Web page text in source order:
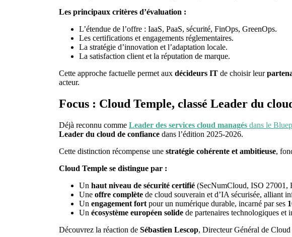
Les principaux critères d’évaluation :
L’étendue de l’offre : IaaS, PaaS, sécurité, FinOps, GreenOps.
Les certifications et engagements réglementaires.
La stratégie d’innovation et l’adaptation locale.
La satisfaction client et la réputation de marque.
Cette approche factuelle permet aux décideurs IT de choisir leur
acteur.
Focus : Cloud Temple, classé Leader du
Déjà reconnu comme Leader des services cloud managés dans le
Leader du cloud de confiance dans l’édition 2025-2026.
Cette distinction récompense une stratégie cohérente et ambitieuse,
Cloud Temple se distingue par :
Un haut niveau de sécurité certifié (SecNumCloud, ISO
Une offre complète de cloud souverain et d’IA sécurisée, alliant
Un engagement fort pour un numérique durable, incarné par ses
Un écosystème européen solide de partenaires technologiques et
Découvrez la réaction de Sébastien Lescop, Directeur Général de